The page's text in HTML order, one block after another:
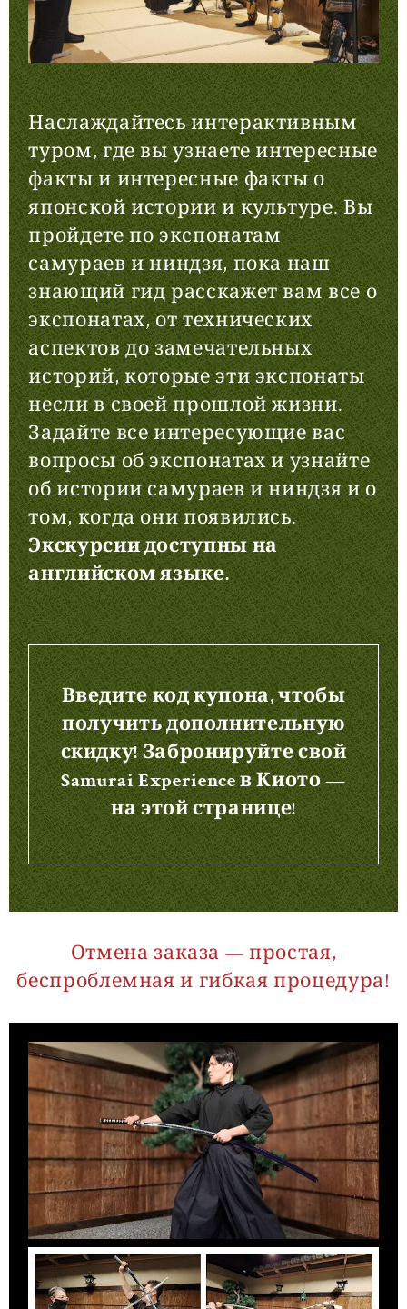
Наслаждайтесь интерактивным
туром, где вы узнаете интересные
факты и интересные факты о
японской истории и культуре. Вы
пройдете по экспонатам
самураев и ниндзя, пока наш
знающий гид расскажет вам все о
экспонатах, от технических
аспектов до замечательных
историй, которые эти экспонаты
несли в своей прошлой жизни.
Задайте все интересующие вас
вопросы об экспонатах и узнайте
об истории самураев и ниндзя и о
том, когда они появились.
Экскурсии доступны на
английском языке.
Введите код купона, чтобы
получить дополнительную
скидку! Забронируйте свой
Samurai Experience в Киото —
на этой странице!
Отмена заказа — простая,
беспроблемная и гибкая процедура!